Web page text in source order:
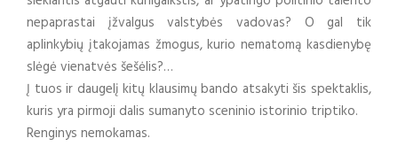
nepaprastai įžvalgus valstybės vadovas? O gal tik
aplinkybių įtakojamas žmogus, kurio nematomą kasdienybę
slėgė vienatvės šešėlis?…
Į tuos ir daugelį kitų klausimų bando atsakyti šis spektaklis,
kuris yra pirmoji dalis sumanyto sceninio istorinio triptiko.
Renginys nemokamas.